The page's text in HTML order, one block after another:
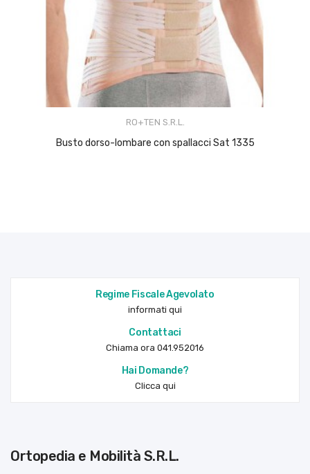
RO+TEN S.R.L.
Busto dorso-lombare con spallacci Sat 1335
Regime Fiscale Agevolato
informati qui
Contattaci
Chiama ora 041.952016
Hai Domande?
Clicca qui
Ortopedia e Mobilità S.R.L.